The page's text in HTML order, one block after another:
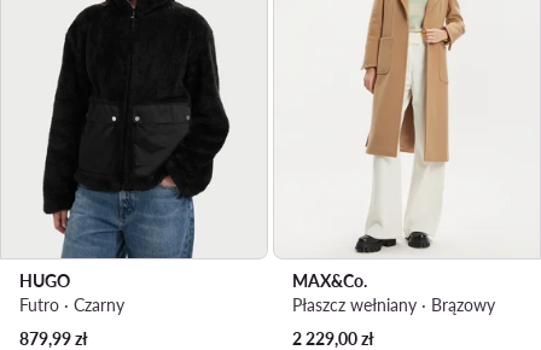
HUGO
Futro · Czarny
879,99zł
MAX&Co.
Płaszcz wełniany · Brązowy
2 229,00zł